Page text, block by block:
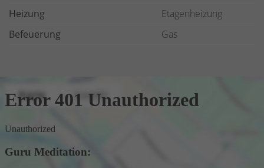
Heizung
Etagenheizung
Befeuerung
Gas